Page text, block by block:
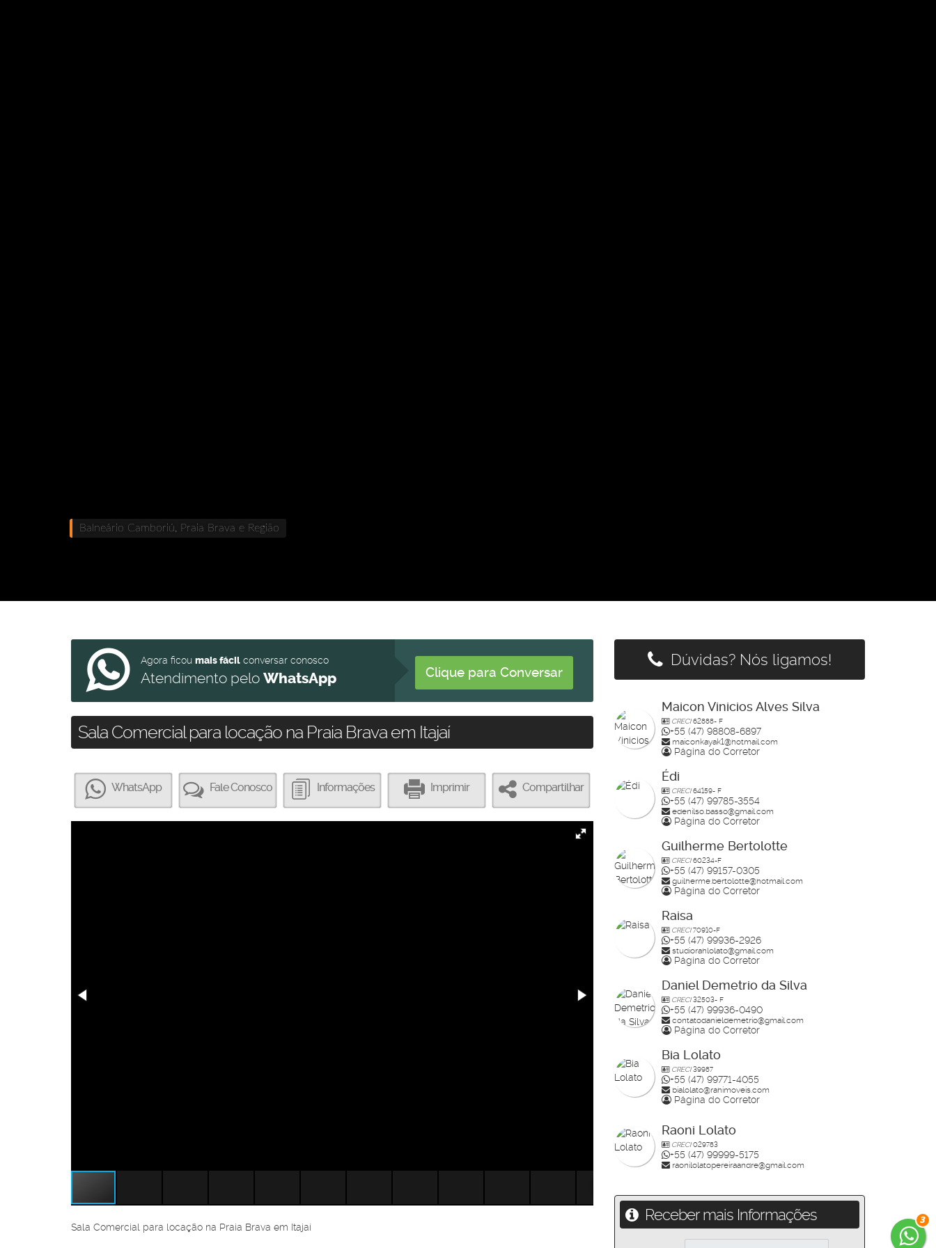
Balneário Camboriú, Praia Brava e Região
3
Agora ficou mais fácil conversar conosco
Atendimento pelo WhatsApp Clique para Conversar
Sala Comercial para locação na Praia Brava em Itajaí
WhatsApp Fale Conosco Informações Imprimir Compartilhar
Sala Comercial para locação na Praia Brava em Itajaí
Dúvidas? Nós ligamos!
Maicon Vinicios Alves Silva
CRECI62888- F
+55 (47) 98808-6897
maiconkayak1@hotmail.com
Página do Corretor
Édi
CRECI64159- F
+55 (47) 99785-3554
edenilso.basso@gmail.com
Página do Corretor
Guilherme Bertolotte
CRECI60234-F
+55 (47) 99157-0305
guilherme.bertolotte@hotmail.com
Página do Corretor
Raisa
CRECI70910-F
+55 (47) 99936-2926
studiorahlolato@gmail.com
Página do Corretor
Daniel Demetrio da Silva
CRECI32503- F
+55 (47) 99936-0490
contatodanieldemetrio@gmail.com
Página do Corretor
Bia Lolato
CRECI39987
+55 (47) 99771-4055
bialolato@rahimoveis.com
Página do Corretor
Raoni Lolato
CRECI029783
+55 (47) 99999-5175
raonilolatopereiraandre@gmail.com
Receber mais Informações